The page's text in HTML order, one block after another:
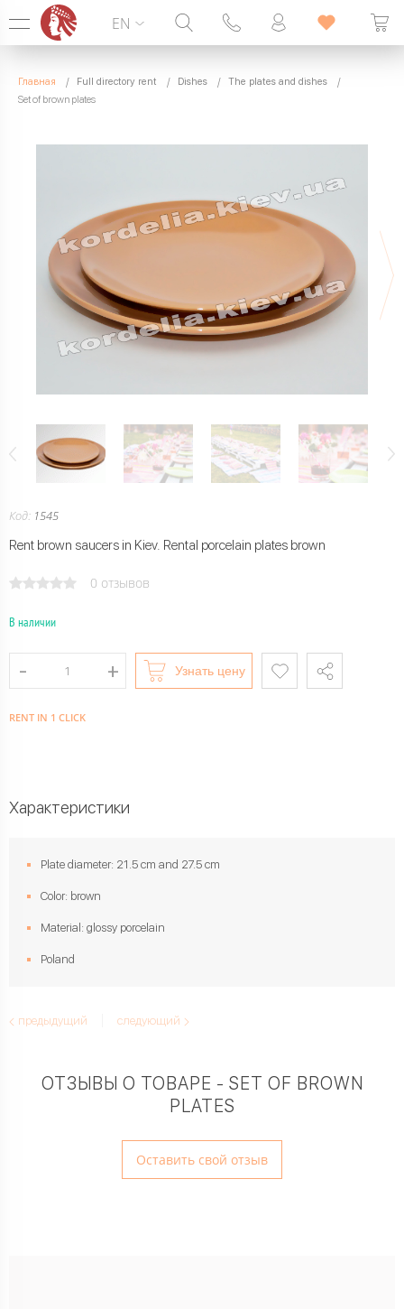
099 338 00 22
SEVEN DAYS A WEEK
EN
Главная Full directory rent Dishes
The plates and dishes
Set of brown plates
Код: 1545
Rent brown saucers in Kiev. Rental porcelain plates brown
0 отзывов
В наличии
Узнать цену
RENT IN 1 CLICK
Характеристики
Plate diameter: 21.5 cm and 27.5 cm
Color: brown
Material: glossy porcelain
Poland
предыдущий следующий
ОТЗЫВЫ О ТОВАРЕ - SET OF BROWN
PLATES
Оставить свой отзыв